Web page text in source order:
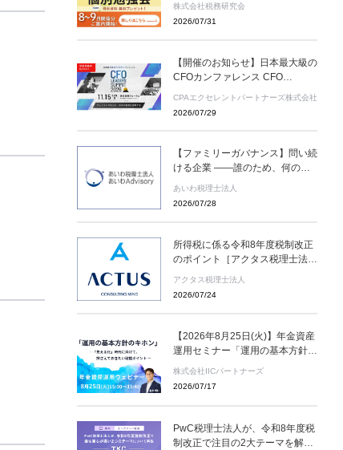
で開催中！～
株式会社税務研究会
2026/07/31
【開催のお知らせ】日本最大級の
CFOカンファレンス CFO
CPAエクセレントパートナーズ株式会社
2026/07/29
【ファミリーガバナンス】問い続
ける企業 ――誰のため、何のた
めに存在するのか
あいわ税理士法人
2026/07/28
所得税に係る令和8年度税制改正
のポイント［アクタス税理士法人
News Letter］
アクタス税理士法人
2026/07/24
【2026年8月25日(火)】年金資産
運用セミナー「運用の基本方針の
キホン」(参加無料)
株式会社IICパートナーズ
2026/07/17
PwC税理士法人が、令和8年度税
制改正で注目の2大テーマを解説